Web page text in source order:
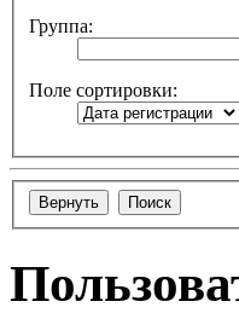
Группа:
Поле сортировки: